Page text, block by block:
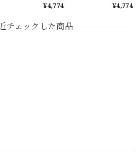
16
この色味が本当に好きです！ありがと
14
"YARMOUTH" ラルフ
ボタンダウンシャ
ツ No.119
¥4,774
"YARMOUTH" ラルフ
袖 ボタンダウンシャ
ツ No.144
¥4,774
チェックした商品